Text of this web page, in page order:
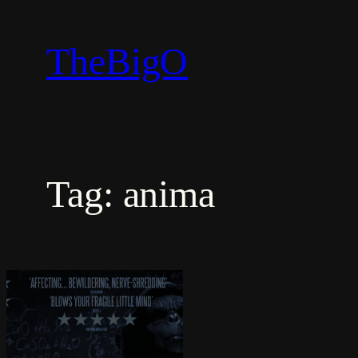
TheBigO
Tag: anima
Anti Matter